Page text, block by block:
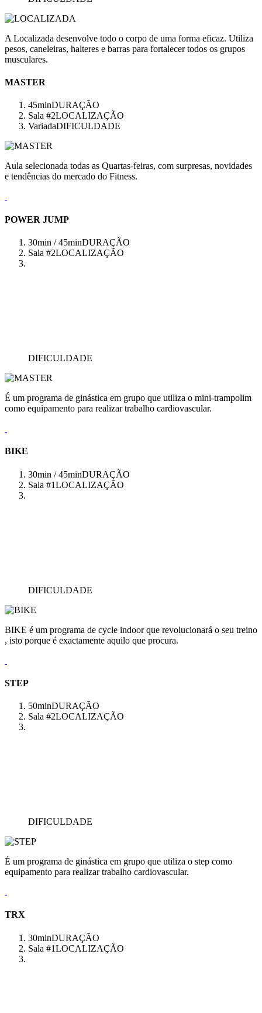
A Localizada desenvolve todo o corpo de uma forma eficaz. Utiliza
pesos, caneleiras, halteres e barras para fortalecer todos os grupos
musculares.
MASTER
45minDURAÇÃO
Sala #2LOCALIZAÇÃO
VariadaDIFICULDADE
Aula selecionada todas as Quartas-feiras, com surpresas, novidades
e tendências do mercado do Fitness.
POWER JUMP
30min / 45minDURAÇÃO
Sala #2LOCALIZAÇÃO
DIFICULDADE
É um programa de ginástica em grupo que utiliza o mini-trampolim
como equipamento para realizar trabalho cardiovascular.
BIKE
30min / 45minDURAÇÃO
Sala #1LOCALIZAÇÃO
DIFICULDADE
BIKE é um programa de cycle indoor que revolucionará o seu treino
, isto porque é exactamente aquilo que procura.
STEP
50minDURAÇÃO
Sala #2LOCALIZAÇÃO
DIFICULDADE
É um programa de ginástica em grupo que utiliza o step como
equipamento para realizar trabalho cardiovascular.
TRX
30minDURAÇÃO
Sala #1LOCALIZAÇÃO